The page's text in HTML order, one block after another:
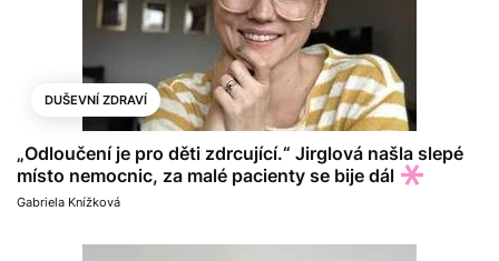
DUŠEVNÍ ZDRAVÍ
„Odloučení je pro děti zdrcující.“ Jirglová našla slepé
místo nemocnic, za malé pacienty se bije dál
Gabriela Knížková